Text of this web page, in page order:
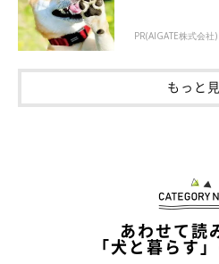
ライフラインが止まっ
つ物処
PR(AIGATE株式会社)
もっと
あわせて読
「犬と暮らす